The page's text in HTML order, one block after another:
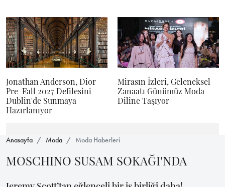
Jonathan Anderson, Dior
Pre-Fall 2027 Defilesini
Dublin'de Sunmaya
Hazırlanıyor
Mirasın İzleri, Geleneksel
Zanaatı Günümüz Moda
Diline Taşıyor
Anasayfa Moda Moda Haberleri
MOSCHINO SUSAM SOKAĞI'NDA